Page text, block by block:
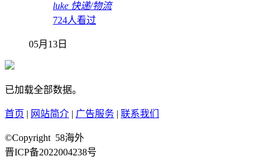
luke 快递/物流
724人看过
05月13日
已加载全部数据。
首页 | 网站简介 | 广告服务 | 联系我们
©Copyright 58海外
晋ICP备2022004238号